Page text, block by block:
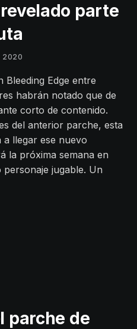
parte
2020
Bleeding Edge entre
habrán notado que de
corto de contenido.
del anterior parche, esta
a llegar ese nuevo
la próxima semana en
personaje jugable. Un
parche de